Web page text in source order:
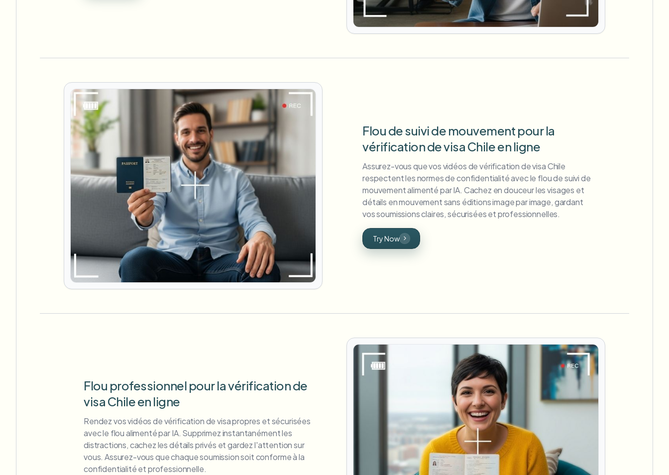
Flou de suivi de mouvement pour la
vérification de visa Chile en ligne
Assurez-vous que vos vidéos de vérification de visa Chile
respectent les normes de confidentialité avec le flou de suivi de
mouvement alimenté par IA. Cachez en douceur les visages et
détails en mouvement sans éditions image par image, gardant
vos soumissions claires, sécurisées et professionnelles.
Try Now
Flou professionnel pour la vérification de
visa Chile en ligne
Rendez vos vidéos de vérification de visa propres et sécurisées
avec le flou alimenté par IA. Supprimez instantanément les
distractions, cachez les détails privés et gardez l'attention sur
vous. Assurez-vous que chaque soumission soit conforme à la
confidentialité et professionnelle.